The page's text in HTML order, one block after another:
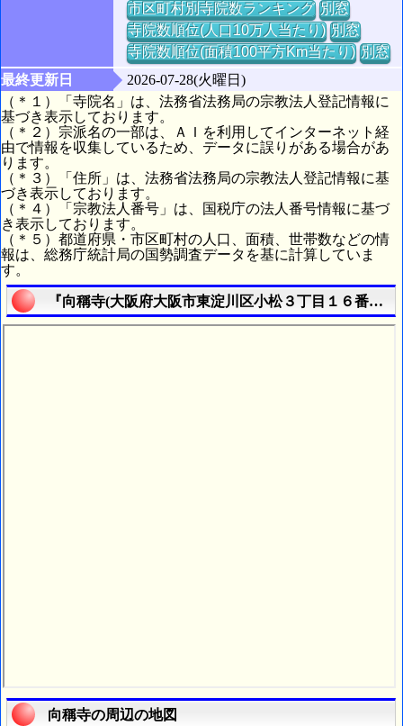
市区町村別寺院数ランキング 別窓
寺院数順位(人口10万人当たり) 別窓
寺院数順位(面積100平方Km当たり) 別窓
最終更新日
2026-07-28(火曜日)
（＊１）「寺院名」は、法務省法務局の宗教法人登記情報に
基づき表示しております。
（＊２）宗派名の一部は、ＡＩを利用してインターネット経
由で情報を収集しているため、データに誤りがある場合があ
ります。
（＊３）「住所」は、法務省法務局の宗教法人登記情報に基
づき表示しております。
（＊４）「宗教法人番号」は、国税庁の法人番号情報に基づ
き表示しております。
（＊５）都道府県・市区町村の人口、面積、世帯数などの情
報は、総務庁統計局の国勢調査データを基に計算していま
す。
『向稱寺(大阪府大阪市東淀川区小松３丁目１６番２
向稱寺の周辺の地図